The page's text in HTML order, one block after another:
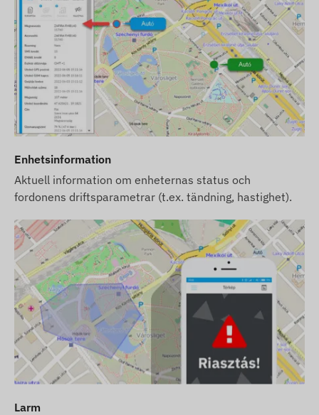
Enhetsinformation
Aktuell information om enheternas status och
fordonens driftsparametrar (t.ex. tändning, hastighet).
Larm